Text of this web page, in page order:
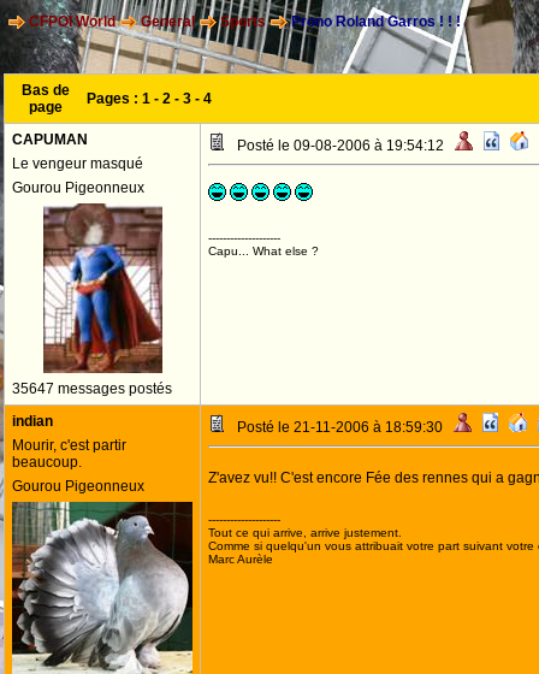
CFPOI World General Sports Prono Roland Garros ! ! !
Bas de
page
Pages : 1 - 2 - 3 - 4
CAPUMAN
Le vengeur masqué
Gourou Pigeonneux
35647 messages postés
Posté le 09-08-2006 à 19:54:12
--------------------
Capu... What else ?
indian
Mourir, c'est partir
beaucoup.
Gourou Pigeonneux
Posté le 21-11-2006 à 18:59:30
Z'avez vu!! C'est encore Fée des rennes qui a
--------------------
Tout ce qui arrive, arrive justement.
Comme si quelqu'un vous attribuait votre part suivant votre
Marc Aurèle